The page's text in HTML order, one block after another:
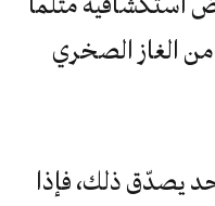
الغاز الصخري
أحد يصدّق ذلك، فإذا